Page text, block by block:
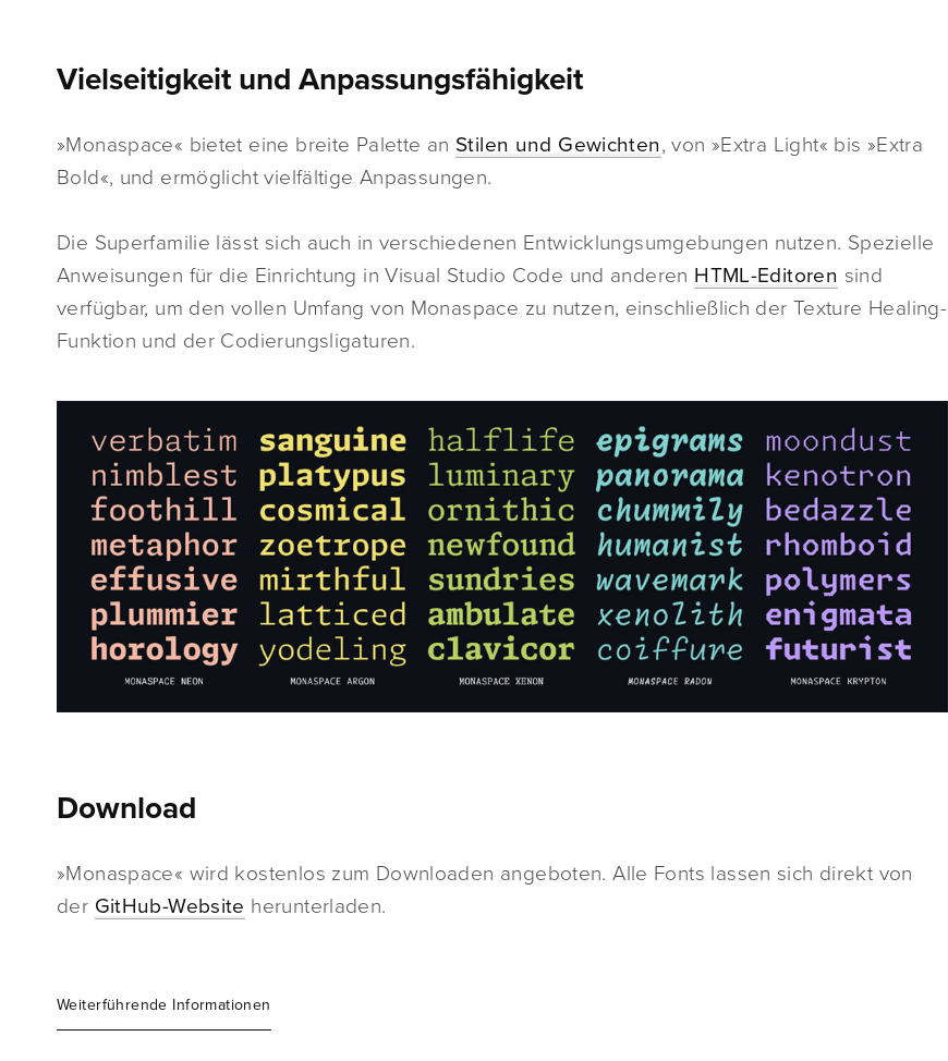
Vielseitigkeit und Anpassungsfähigkeit
»Monaspace« bietet eine breite Palette an Stilen und Gewichten, von »Extra Light« bis »Extra
Bold«, und ermöglicht vielfältige Anpassungen.
Die Superfamilie lässt sich auch in verschiedenen Entwicklungsumgebungen nutzen. Spezielle
Anweisungen für die Einrichtung in Visual Studio Code und anderen HTML-Editoren sind
verfügbar, um den vollen Umfang von Monaspace zu nutzen, einschließlich der Texture Healing-
Funktion und der Codierungsligaturen.
Download
»Monaspace« wird kostenlos zum Downloaden angeboten. Alle Fonts lassen sich direkt von
der GitHub-Website herunterladen.
Weiterführende Informationen